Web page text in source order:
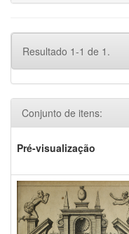
Resultado 1-1 de 1.
Conjunto de itens:
Pré-visualização